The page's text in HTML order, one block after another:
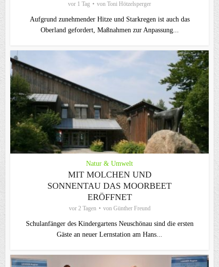
vor 1 Tag von Toni Hötzelsperger
Aufgrund zunehmender Hitze und Starkregen ist auch das
Oberland gefordert, Maßnahmen zur Anpassung...
Natur & Umwelt
MIT MOLCHEN UND
SONNENTAU DAS MOORBEET
ERÖFFNET
vor 2 Tagen von Günther Freund
Schulanfänger des Kindergartens Neuschönau sind die ersten
Gäste an neuer Lernstation am Hans...